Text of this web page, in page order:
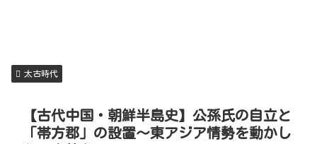
太古時代
【古代中国・朝鮮半島史】公孫氏の自立と
「帯方郡」の設置～東アジア情勢を動かし